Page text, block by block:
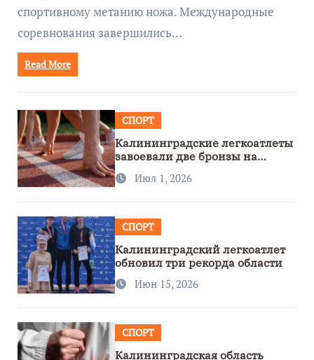
спортивному метанию ножа. Международные
соревнования завершились…
Read More
СПОРТ
Калининградские легкоатлеты
завоевали две бронзы на
первенстве России
Июл 1, 2026
СПОРТ
Калининградский легкоатлет
обновил три рекорда области
Июн 15, 2026
СПОРТ
Калининградская область